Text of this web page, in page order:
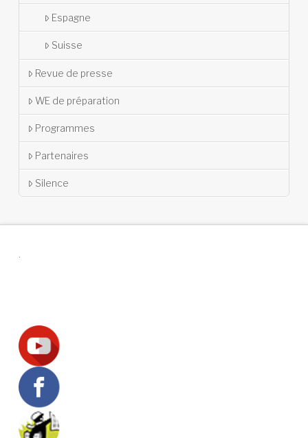
Espagne
Suisse
Revue de presse
WE de préparation
Programmes
Partenaires
Silence